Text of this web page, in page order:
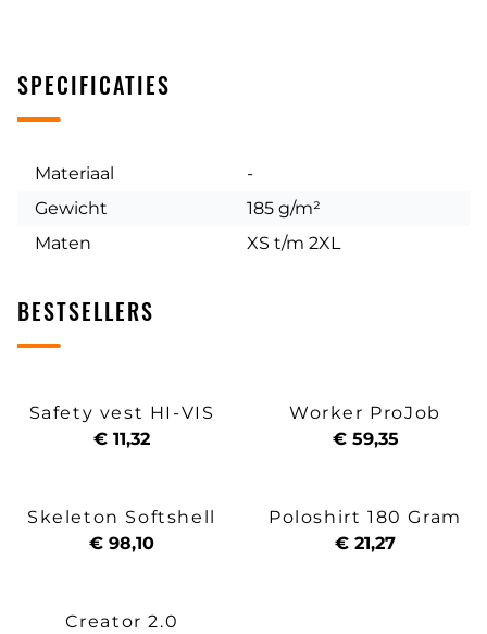
SPECIFICATIES
Materiaal
-
Gewicht
185 g/m²
Maten
XS t/m 2XL
BESTSELLERS
Safety vest HI-VIS
€ 11,32
Worker ProJob
€ 59,35
Skeleton Softshell
€ 98,10
Poloshirt 180 Gram
€ 21,27
Creator 2.0